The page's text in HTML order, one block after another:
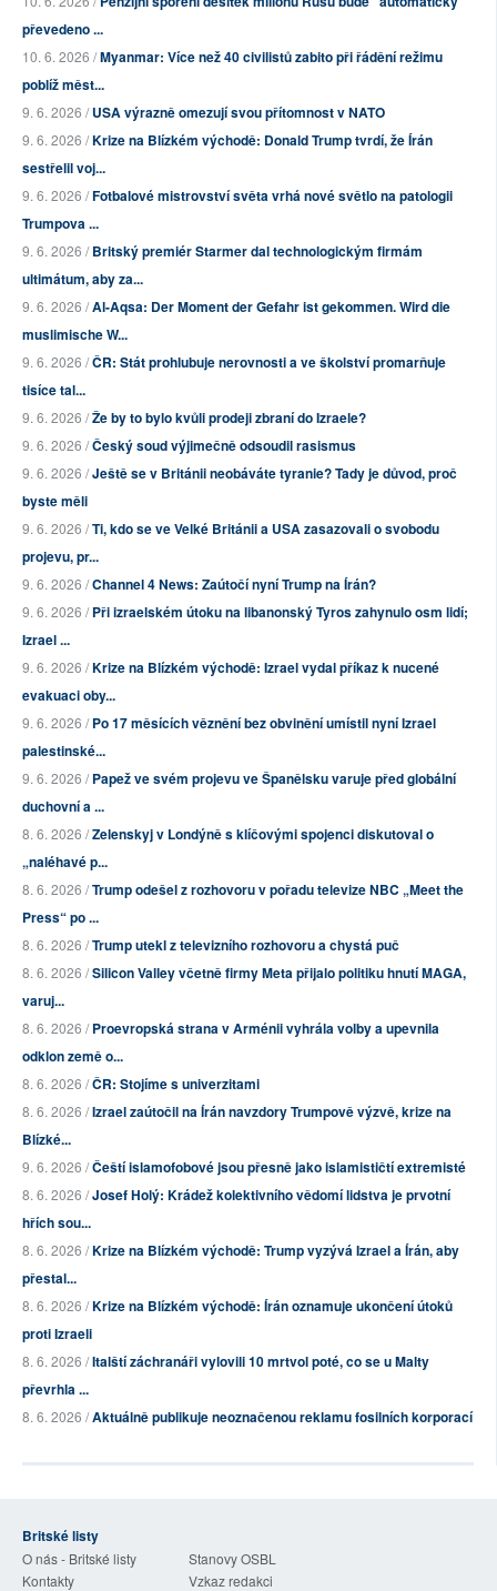
převedeno ...
10. 6. 2026 /Myanmar: Více než 40 civilistů zabito při řádění režimu
poblíž měst...
9. 6. 2026 /USA výrazně omezují svou přítomnost v NATO
9. 6. 2026 /Krize na Blízkém východě: Donald Trump tvrdí, že Írán
sestřelil voj...
9. 6. 2026 /Fotbalové mistrovství světa vrhá nové světlo na patologii
Trumpova ...
9. 6. 2026 /Britský premiér Starmer dal technologickým firmám
ultimátum, aby za...
9. 6. 2026 /Al-Aqsa: Der Moment der Gefahr ist gekommen. Wird die
muslimische W...
9. 6. 2026 /ČR: Stát prohlubuje nerovnosti a ve školství promarňuje
tisíce tal...
9. 6. 2026 /Že by to bylo kvůli prodeji zbraní do Izraele?
9. 6. 2026 /Český soud výjimečně odsoudil rasismus
9. 6. 2026 /Ještě se v Británii neobáváte tyranie? Tady je důvod, proč
byste měli
9. 6. 2026 /Ti, kdo se ve Velké Británii a USA zasazovali o svobodu
projevu, pr...
9. 6. 2026 /Channel 4 News: Zaútočí nyní Trump na Írán?
9. 6. 2026 /Při izraelském útoku na libanonský Tyros zahynulo osm lidí;
Izrael ...
9. 6. 2026 /Krize na Blízkém východě: Izrael vydal příkaz k nucené
evakuaci oby...
9. 6. 2026 /Po 17 měsících věznění bez obvinění umístil nyní Izrael
palestinské...
9. 6. 2026 /Papež ve svém projevu ve Španělsku varuje před globální
duchovní a ...
8. 6. 2026 /Zelenskyj v Londýně s klíčovými spojenci diskutoval o
„naléhavé p...
8. 6. 2026 /Trump odešel z rozhovoru v pořadu televize NBC „Meet the
Press“ po ...
8. 6. 2026 /Trump utekl z televizního rozhovoru a chystá puč
8. 6. 2026 /Silicon Valley včetně firmy Meta přijalo politiku hnutí MAGA,
varuj...
8. 6. 2026 /Proevropská strana v Arménii vyhrála volby a upevnila
odklon země o...
8. 6. 2026 /ČR: Stojíme s univerzitami
8. 6. 2026 /Izrael zaútočil na Írán navzdory Trumpově výzvě, krize na
Blízké...
9. 6. 2026 /Čeští islamofobové jsou přesně jako islamističtí extremisté
8. 6. 2026 /Josef Holý: Krádež kolektivního vědomí lidstva je prvotní
hřích sou...
8. 6. 2026 /Krize na Blízkém východě: Trump vyzývá Izrael a Írán, aby
přestal...
8. 6. 2026 /Krize na Blízkém východě: Írán oznamuje ukončení útoků
proti Izraeli
8. 6. 2026 /Italští záchranáři vylovili 10 mrtvol poté, co se u Malty
převrhla ...
8. 6. 2026 /Aktuálně publikuje neoznačenou reklamu fosilních korporací
Britské listy
O nás - Britské listy
Stanovy OSBL
Kontakty
Vzkaz redakci